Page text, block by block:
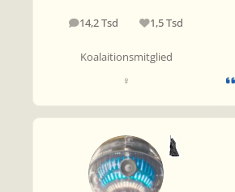
14,2 Tsd
Beiträge 1,5 Tsd
Reputation
Koalaitionsmitglied
♀